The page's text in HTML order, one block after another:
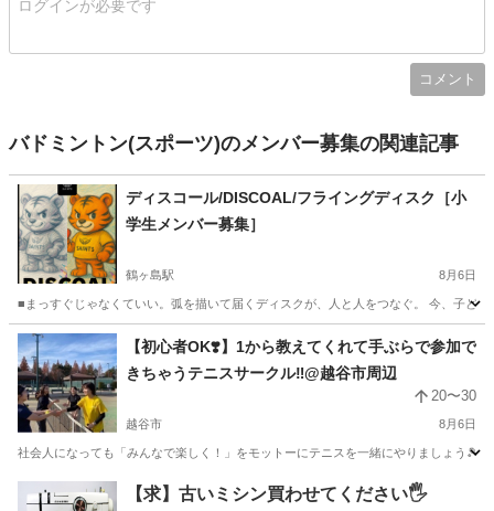
コメント
バドミントン(スポーツ)のメンバー募集の関連記事
ディスコール/DISCOAL/フライングディスク［小
学生メンバー募集］
鶴ヶ島駅 8月6日
■まっすぐじゃなくていい。弧を描いて届くディスクが、人と人をつなぐ。 今、子ど
埼玉 鶴ヶ島市 鶴ヶ島駅 その他 フライングディスク
【初心者OK❣️】1から教えてくれて手ぶらで参加で
きちゃうテニスサークル‼️@越谷市周辺
20〜30
越谷市 8月6日
社会人になっても「みんなで楽しく！」をモットーにテニスを一緒にやりましょう🎾
埼玉 越谷市 テニス い人
【求】古いミシン買わせてください🖐️